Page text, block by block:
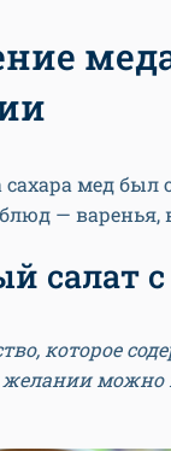
сахара мед
—
салат
которое
можно